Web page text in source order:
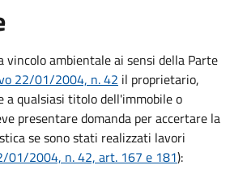
vincolo ambientale ai sensi della Parte
22/01/2004, n. 42 il proprietario,
a qualsiasi titolo dell'immobile o
presentare domanda per accertare la
se sono stati realizzati lavori
01/2004, n. 42, art. 167 e 181):